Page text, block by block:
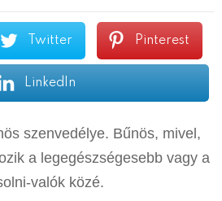
Twitter Pinterest
LinkedIn
szenvedélye. Bűnös, mivel,
a legegészségesebb vagy a
valók közé.